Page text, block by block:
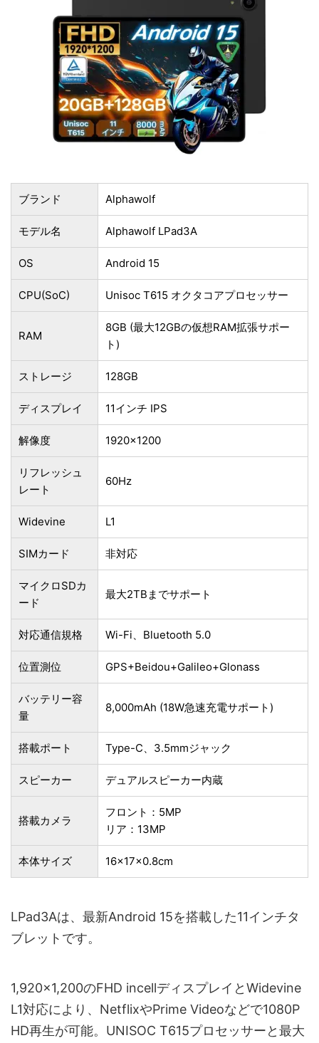
ブランド Alphawolf
モデル名 Alphawolf LPad3A
OS Android 15
CPU(SoC) Unisoc T615 オクタコアプロセッサー
RAM
8GB (最大12GBの仮想RAM拡張サポー
ト)
ストレージ 128GB
ディスプレイ 11インチ IPS
解像度 1920×1200
リフレッシュ
レート
60Hz
Widevine L1
SIMカード 非対応
マイクロSDカ
ード
最大2TBまでサポート
対応通信規格 Wi-Fi、Bluetooth 5.0
位置測位 GPS+Beidou+Galileo+Glonass
バッテリー容
量
8,000mAh (18W急速充電サポート)
搭載ポート Type-C、3.5mmジャック
スピーカー デュアルスピーカー内蔵
搭載カメラ
フロント：5MP
リア：13MP
本体サイズ 16×17×0.8cm
LPad3Aは、最新Android 15を搭載した11インチタ
ブレットです。
1,920×1,200のFHD incellディスプレイとWidevine
L1対応により、NetflixやPrime Videoなどで1080P
HD再生が可能。UNISOC T615プロセッサーと最大